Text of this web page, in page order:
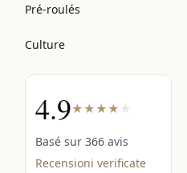
Pré-roulés
Culture
4.9★★★★ ★
Basé sur 366 avis
Recensioni verificate